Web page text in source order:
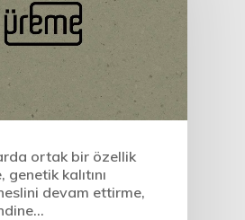
ortak bir özellik
kalıtını
devam ettirme,